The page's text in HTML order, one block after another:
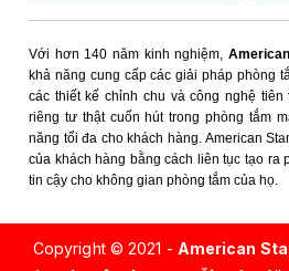
Với hơn 140 năm kinh nghiệm,
khả năng cung cấp các giải pháp phòng
các thiết kế chỉnh chu và công nghệ
riêng tư thật cuốn hút trong phòng tắm
năng tối đa cho khách hàng. American
của khách hàng bằng cách liên tục tạo ra
tin cậy cho không gian phòng tắm của họ.
Copyright © 2021 - American